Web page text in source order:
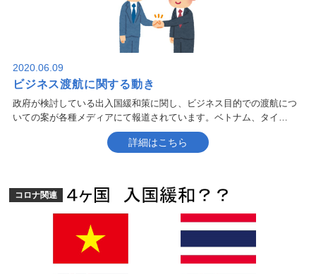
2020.06.09
ビジネス渡航に関する動き
政府が検討している出入国緩和策に関し、ビジネス目的での渡航につ
いての案が各種メディアにて報道されています。ベトナム、タイ…
詳細はこちら
コロナ関連